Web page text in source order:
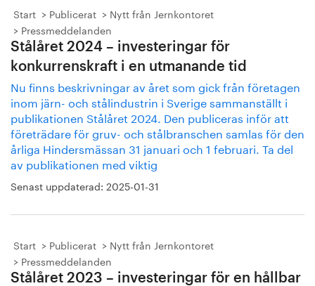
Start Publicerat
Nytt från Jernkontoret
Pressmeddelanden
Stålåret 2024 – investeringar för
konkurrenskraft i en utmanande tid
Nu finns beskrivningar av året som gick från företagen
inom järn- och stålindustrin i Sverige sammanställt i
publikationen Stålåret 2024. Den publiceras inför att
företrädare för gruv- och stålbranschen samlas för den
årliga Hindersmässan 31 januari och 1 februari. Ta del
av publikationen med viktig
Senast uppdaterad: 2025-01-31
Start Publicerat
Nytt från Jernkontoret
Pressmeddelanden
Stålåret 2023 – investeringar för en hållbar